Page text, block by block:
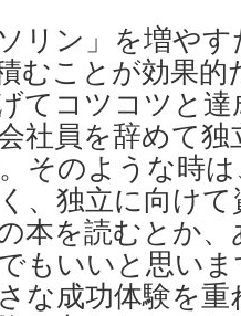
リン」を増や
むことが効果
てコツコツと
社員を辞めて
そのような時
、独立に向け
本を読むとか
もいいと思い
な成功体験を